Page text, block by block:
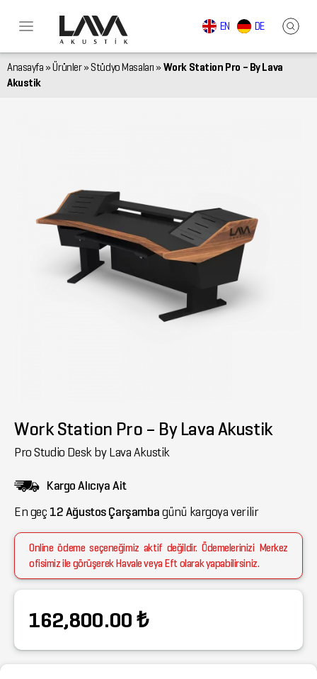
EN DE
Anasayfa »Ürünler»Stüdyo Masaları » Work Station Pro – By Lava
Akustik
Work Station Pro – By Lava Akustik
Pro Studio Desk by Lava Akustik
Kargo Alıcıya Ait
En geç 12 Ağustos Çarşambagünü kargoya verilir
Online ödeme seçeneğimiz aktif değildir. Ödemelerinizi Merkez
ofisimiz ile görüşerek Havale veya Eft olarak yapabilirsiniz.
162,800.00 ₺